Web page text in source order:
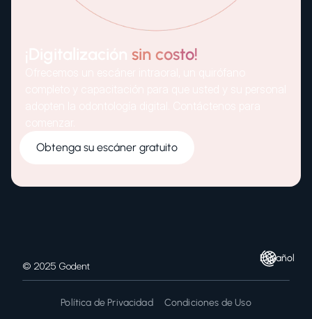
sin costo!
Obtenga su escáner gratuito
© 2025 Godent
Español
Política de Privacidad Condiciones de Uso